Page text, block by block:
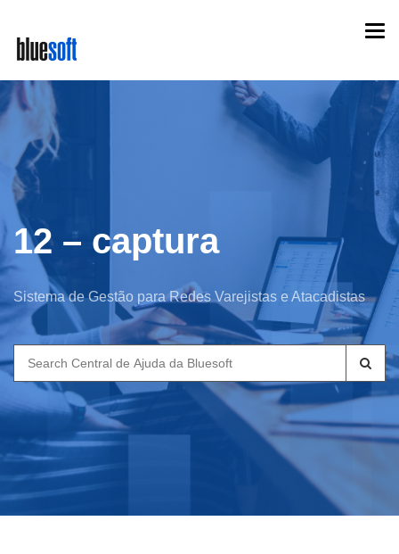
main
content
12 – captura
Sistema de Gestão para Redes Varejistas e Atacadistas
Search
for: